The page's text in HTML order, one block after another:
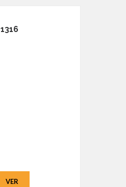
1316
VER